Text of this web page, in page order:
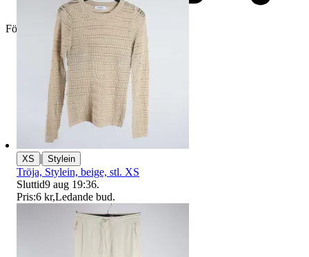
Företag
XS | Stylein
Tröja, Stylein, beige, stl. XS
Sluttid9 aug 19:36.
Pris:6 kr,Ledande bud.